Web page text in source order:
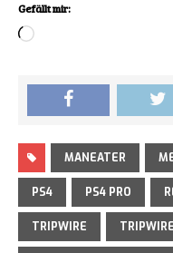
Gefällt mir:
Loading…
MANEATER
PS4 PS4 PRO
TRIPWIRE